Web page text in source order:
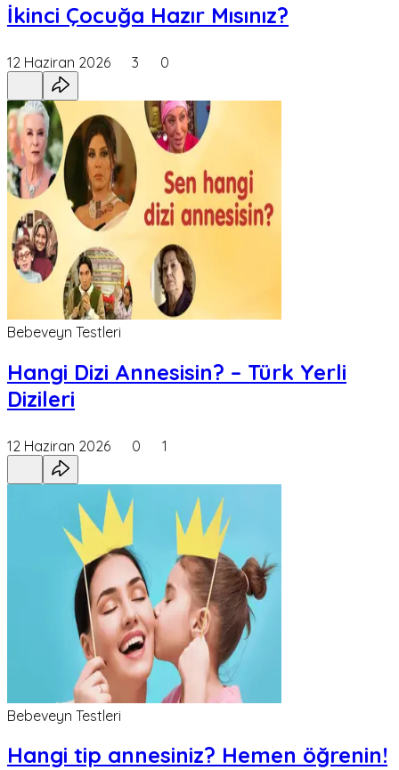
İkinci Çocuğa Hazır Mısınız?
12 Haziran 2026 3 0
Bebeveyn Testleri
Hangi Dizi Annesisin? – Türk Yerli
Dizileri
12 Haziran 2026 0 1
Bebeveyn Testleri
Hangi tip annesiniz? Hemen öğrenin!